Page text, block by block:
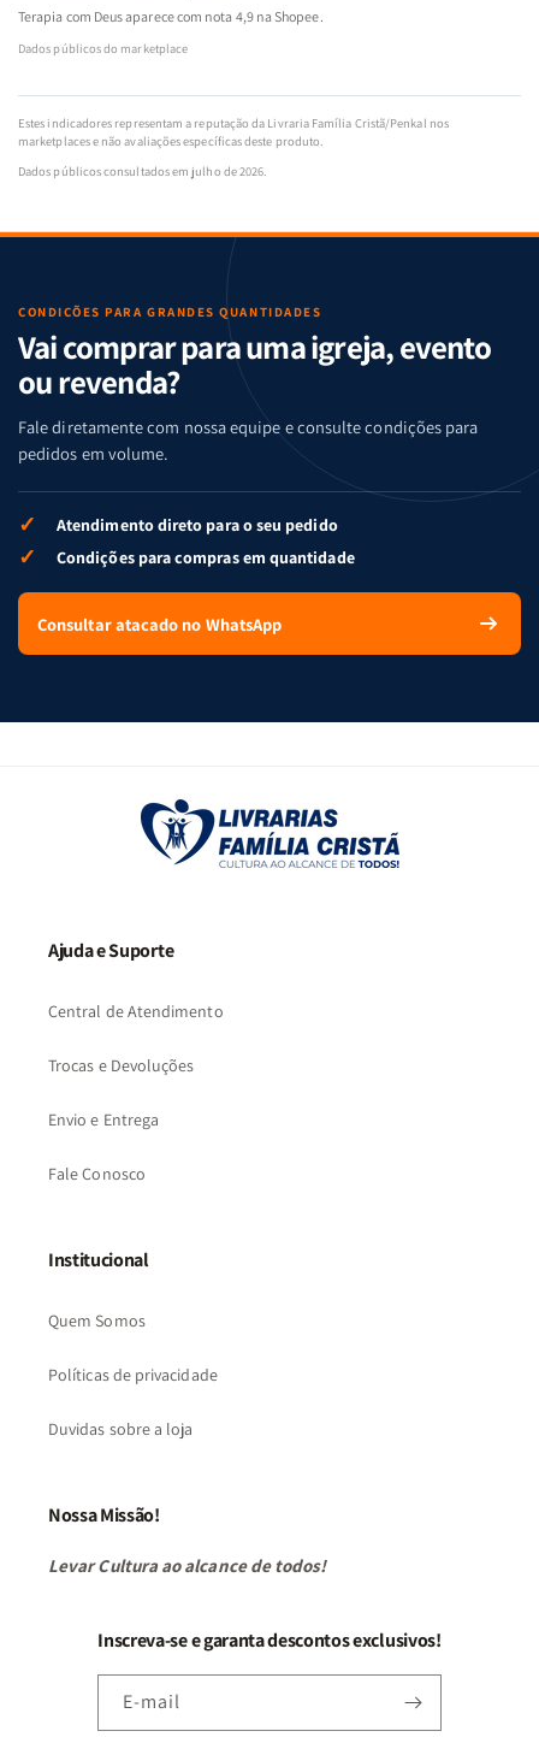
Terapia com Deus aparece com nota 4,9 na Shopee.
Dados públicos do marketplace
Estes indicadores representam a reputação da Livraria Família Cristã/Penkal nos
marketplaces e não avaliações específicas deste produto.
Dados públicos consultados em julho de 2026.
CONDIÇÕES PARA GRANDES QUANTIDADES
Vai comprar para uma igreja, evento
ou revenda?
Fale diretamente com nossa equipe e consulte condições para
pedidos em volume.
✓ Atendimento direto para o seu pedido
✓ Condições para compras em quantidade
Consultar atacado no WhatsApp
Ajuda e Suporte
Central de Atendimento
Trocas e Devoluções
Envio e Entrega
Fale Conosco
Institucional
Quem Somos
Políticas de privacidade
Duvidas sobre a loja
Nossa Missão!
Levar Cultura ao alcance de todos!
Inscreva-se e garanta descontos exclusivos!
E-mail